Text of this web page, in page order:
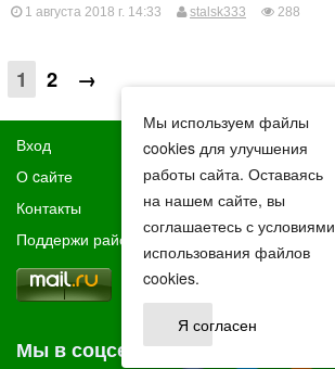
1 августа 2018 г. 14:33 stalsk333 288
1 2 →
Вход
О cайте
Контакты
Поддержи район
Мы в соцсетях
Мы используем файлы
cookies для улучшения
работы сайта. Оставаясь
на нашем сайте, вы
соглашаетесь с условиями
использования файлов
cookies.
Я согласен